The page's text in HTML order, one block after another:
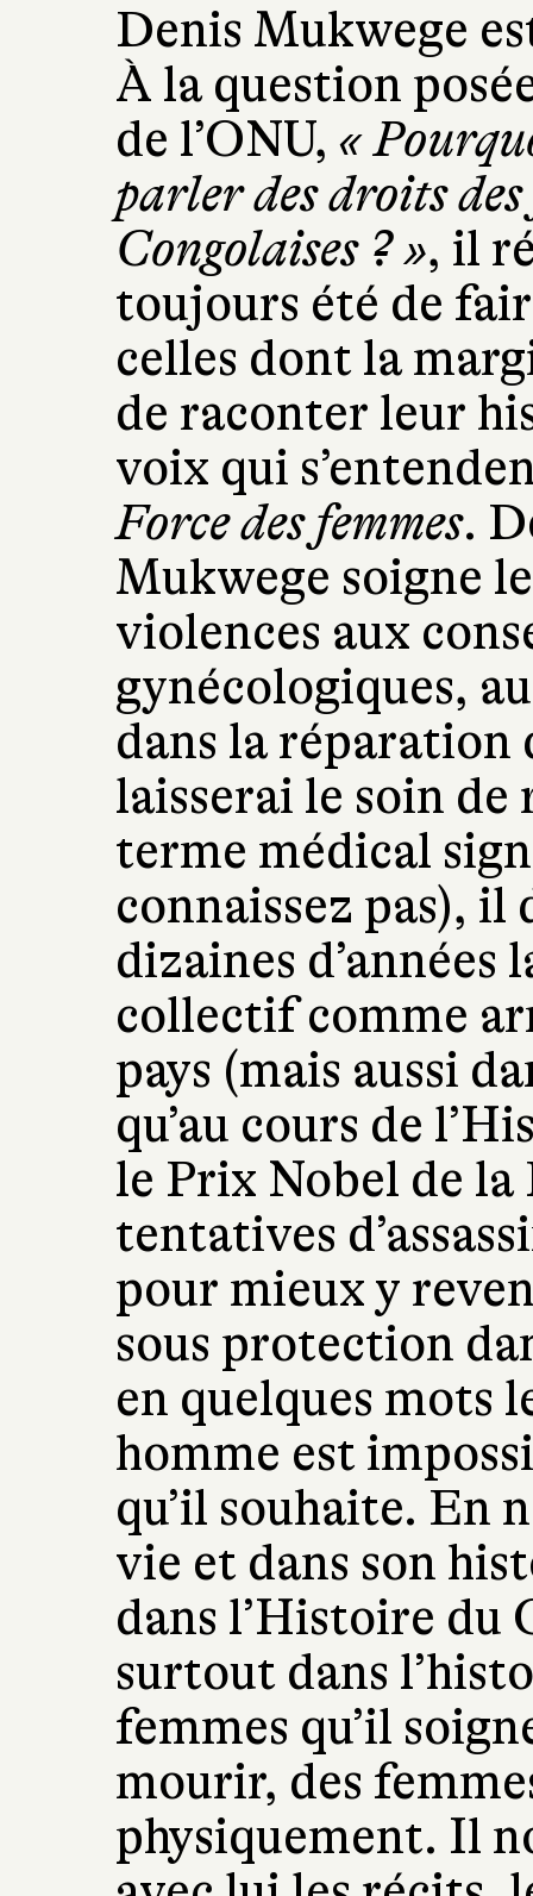
Denis Mukwege
À la question
de l’ONU, «
parler des droits
Congolaises ? », il
toujours été de
celles dont la
de raconter leur
voix qui
Force des femmes.
Mukwege soigne
violences aux
gynécologiques,
dans la réparation
laisserai le soin de
terme médical
connaissez pas), il
dizaines
collectif comme
pays (mais aussi
qu’au cours de
le Prix Nobel de la
tentatives
pour mieux y
sous protection
en quelques mots
homme est
qu’il souhaite. En
vie et dans son
dans l’Histoire du
surtout dans
femmes qu’il
mourir, des
physiquement. Il